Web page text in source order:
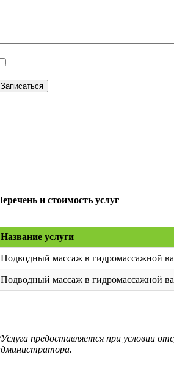
и стоимость услуг
Название услуги
Подводный массаж в гидромассажной
Подводный массаж в гидромассажной
предоставляется при условии